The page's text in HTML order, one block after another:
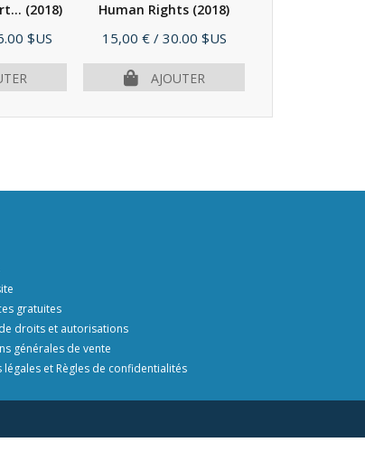
(2018)
$US
Human Rights (2018)
Prix
15,00 € / 30.00 $US
AJOUTER
gratuites
droits et autorisations
générales de vente
légales et Règles de confidentialités